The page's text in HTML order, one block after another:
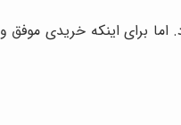
برای اینکه خریدی